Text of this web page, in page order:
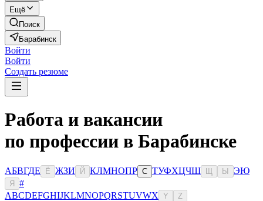
Ещё
Поиск
Барабинск
Войти
Войти
Создать резюме
Работа и вакансии
по профессии в Барабинске
АБВГДЕ Ё ЖЗИ Й КЛМНОПР С ТУФХЦЧШ Ы ЭЮ
Я
#
ABCDEFGHIJKLMNOPQRSTUVWX Y Z